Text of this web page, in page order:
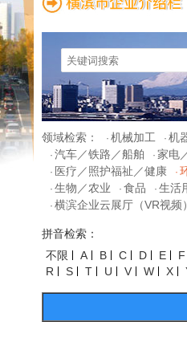
领域检索： · 机械加工 · 机
· 汽车／铁路／船舶 · 家电
· 医疗／照护福祉／健康 ·
· 生物／农业 · 食品 · 生活
· 横滨企业云展厅（VR视频）
拼音检索：
不限
A B C D E F
R
S T U V W X